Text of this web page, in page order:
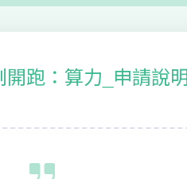
跑：算力_申請說